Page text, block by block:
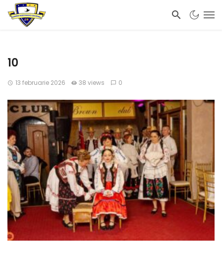
10
13 februarie 2026 38 views 0